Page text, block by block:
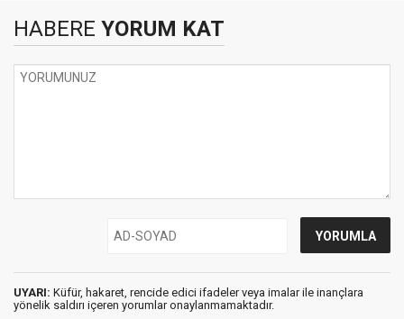
HABERE YORUM KAT
UYARI: Küfür, hakaret, rencide edici ifadeler veya imalar ile inançlara
yönelik saldırı içeren yorumlar onaylanmamaktadır.